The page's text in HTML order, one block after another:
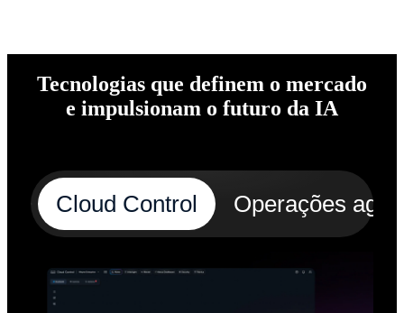
Tecnologias que definem o mercado
e impulsionam o futuro da IA
Cloud Control Operações